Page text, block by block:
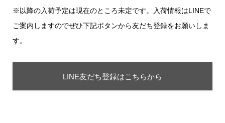
※以降の入荷予定は現在のところ未定です。入荷情報はLINEで
ご案内しますのでぜひ下記ボタンから友だち登録をお願いしま
す。
LINE友だち登録はこちらから